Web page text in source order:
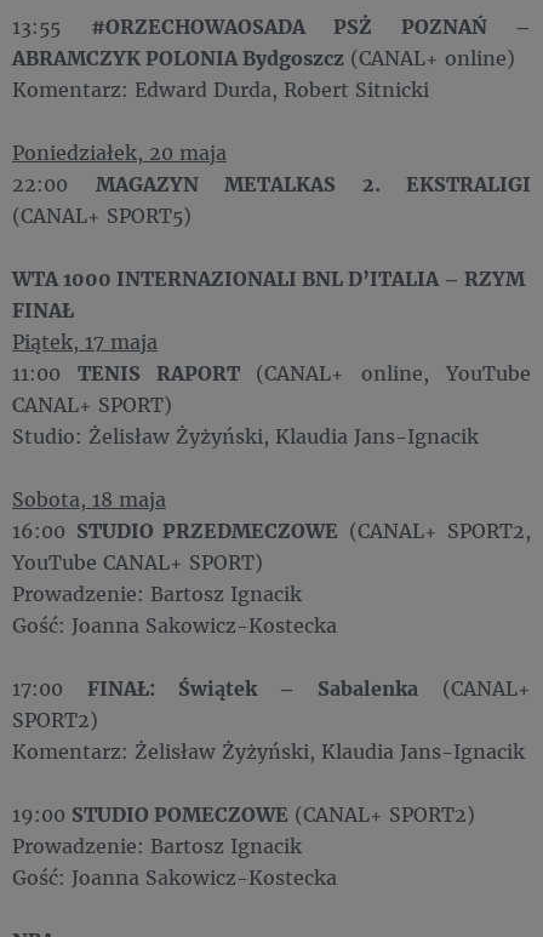
13:55 #ORZECHOWAOSADA PSŻ POZNAŃ –
ABRAMCZYK POLONIA Bydgoszcz (CANAL+ online)
Komentarz: Edward Durda, Robert Sitnicki
Poniedziałek, 20 maja
22:00 MAGAZYN METALKAS 2. EKSTRALIGI
(CANAL+ SPORT5)
WTA 1000 INTERNAZIONALI BNL D’ITALIA – RZYM
FINAŁ
Piątek, 17 maja
11:00 TENIS RAPORT(CANAL+ online, YouTube
CANAL+ SPORT)
Studio: Żelisław Żyżyński, Klaudia Jans-Ignacik
Sobota, 18 maja
16:00 STUDIO PRZEDMECZOWE (CANAL+ SPORT2,
YouTube CANAL+ SPORT)
Prowadzenie: Bartosz Ignacik
Gość: Joanna Sakowicz-Kostecka
17:00 FINAŁ: Świątek – Sabalenka (CANAL+
SPORT2)
Komentarz: Żelisław Żyżyński, Klaudia Jans-Ignacik
19:00 STUDIO POMECZOWE (CANAL+ SPORT2)
Prowadzenie: Bartosz Ignacik
Gość: Joanna Sakowicz-Kostecka